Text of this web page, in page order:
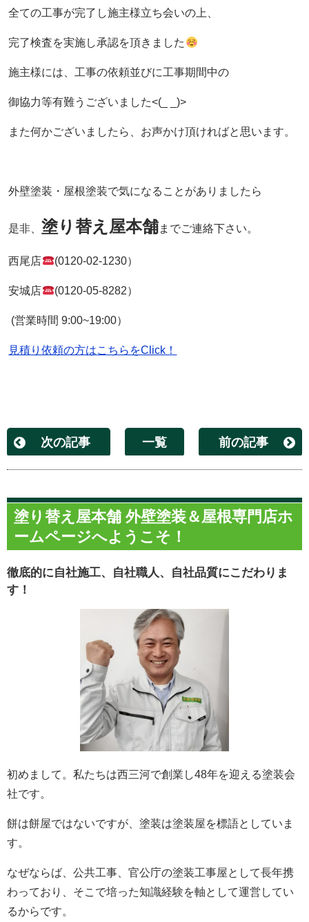
全ての工事が完了し施主様立ち会いの上、
完了検査を実施し承認を頂きました
施主様には、工事の依頼並びに工事期間中の
御協力等有難うございました<(_ _)>
また何かございましたら、お声かけ頂ければと思います。
外壁塗装・屋根塗装で気になることがありましたら
是非、 塗り替え屋本舗までご連絡下さい。
西尾店 (0120-02-1230）
安城店 (0120-05-8282）
(営業時間 9:00~19:00）
見積り依頼の方はこちらをClick！
次の記事 一覧 前の記事
塗り替え屋本舗 外壁塗装＆屋根専門店ホ
ームページへようこそ！
徹底的に自社施工、自社職人、自社品質にこだわりま
す！
初めまして。私たちは西三河で創業し48年を迎える塗装会
社です。
餅は餅屋ではないですが、塗装は塗装屋を標語としていま
す。
なぜならば、公共工事、官公庁の塗装工事屋として長年携
わっており、そこで培った知識経験を軸として運営してい
るからです。